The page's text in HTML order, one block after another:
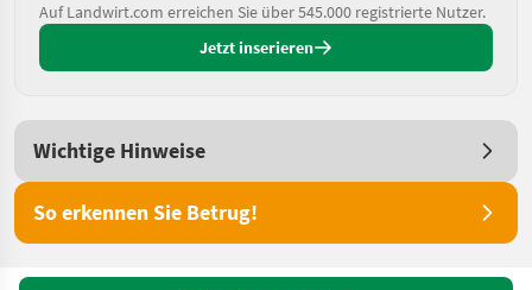
Auf Landwirt.com erreichen Sie über 545.000 registrierte Nutzer.
Jetzt inserieren
Wichtige Hinweise
So erkennen Sie Betrug!